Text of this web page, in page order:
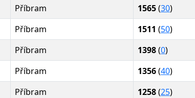
Příbram 1565(30)
Příbram 1511 (50)
Příbram 1398(0)
Příbram 1356(40)
Příbram 1258(25)